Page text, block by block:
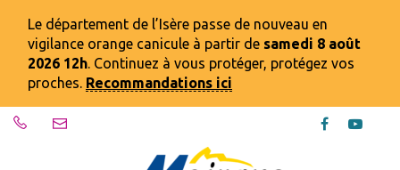
Le département de l’Isère passe de nouveau en
vigilance orange canicule à partir de samedi 8 août
2026 12h. Continuez à vous protéger, protégez vos
proches. Recommandations ici
Lien